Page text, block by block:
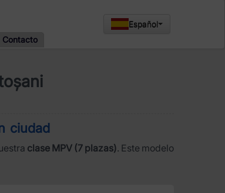
Contacto
Español
ciudad
clase MPV (7 plazas). Este modelo